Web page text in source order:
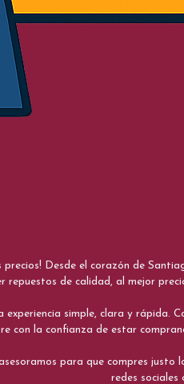
Desde el corazón de
repuestos de calidad, al mejor
simple, clara y rápida.
con la confianza de estar
para que compres
redes sociales